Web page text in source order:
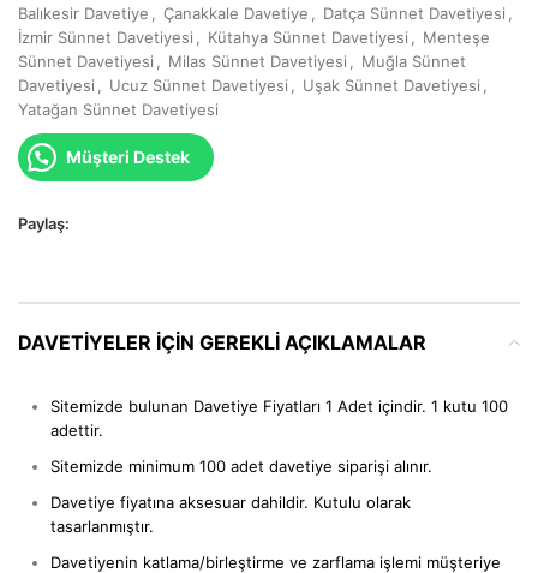
Balıkesir Davetiye
Çanakkale Davetiye Datça Sünnet Davetiyesi
İzmir Sünnet Davetiyesi
Kütahya Sünnet Davetiyesi
Menteşe
Sünnet Davetiyesi
Milas Sünnet Davetiyesi
Muğla Sünnet
Davetiyesi
Ucuz Sünnet Davetiyesi Uşak Sünnet Davetiyesi
Yatağan Sünnet Davetiyesi
Müşteri Destek
Paylaş:
DAVETIYELER IÇIN GEREKLI AÇIKLAMALAR
Sitemizde bulunan Davetiye Fiyatları 1 Adet içindir. 1 kutu 100
adettir.
Sitemizde minimum 100 adet davetiye siparişi alınır.
Davetiye fiyatına aksesuar dahildir. Kutulu olarak
tasarlanmıştır.
Davetiyenin katlama/birleştirme ve zarflama işlemi müşteriye